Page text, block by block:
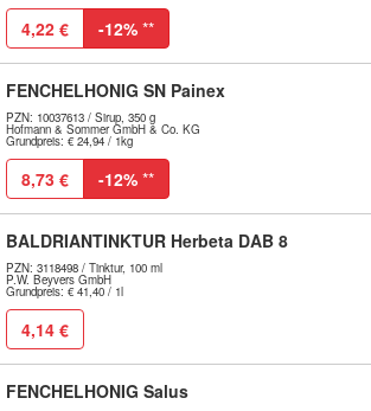
4,22 € -12% **
FENCHELHONIG SN Painex
PZN: 10037613 / Sirup, 350 g
Hofmann & Sommer GmbH & Co. KG
Grundpreis: € 24,94 / 1kg
8,73 € -12% **
BALDRIANTINKTUR Herbeta DAB 8
PZN: 3118498 / Tinktur, 100 ml
P.W. Beyvers GmbH
Grundpreis: € 41,40 / 1l
4,14 €
FENCHELHONIG Salus